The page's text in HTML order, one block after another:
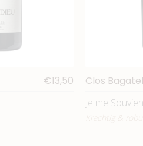
€13,50 Clos
Je me